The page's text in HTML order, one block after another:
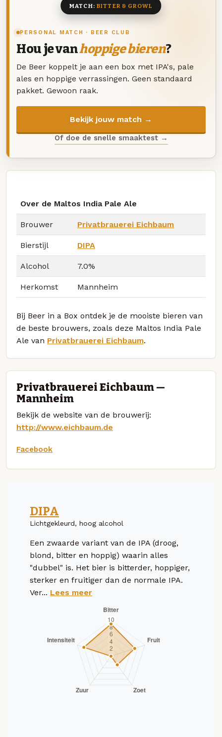
PERSONAL MATCH · BEER CLUB
Hou je vanhoppige bieren?
De Beer koppelt je aan een box met IPA's, pale
ales en hoppige verrassingen. Geen standaard
pakket. Gewoon raak.
Bekijk jouw match →
Of doe de snelle smaaktest →
MATCH: BITTER & GROWL
Over de Maltos India Pale Ale
Brouwer Privatbrauerei Eichbaum
Bierstijl DIPA
Alcohol 7.0%
Herkomst Mannheim
Bij Beer in a Box ontdek je de mooiste bieren van
de beste brouwers, zoals deze Maltos India Pale
Ale van Privatbrauerei Eichbaum.
Privatbrauerei Eichbaum —
Mannheim
Bekijk de website van de brouwerij:
http://www.eichbaum.de
Facebook
DIPA
Lichtgekleurd, hoog alcohol
Een zwaarde variant van de IPA (droog,
blond, bitter en hoppig) waarin alles
"dubbel" is. Het bier is bitterder, hoppiger,
sterker en fruitiger dan de normale IPA.
Ver... Lees meer